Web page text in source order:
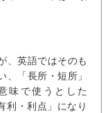
、英語ではそのも
「長所・短所」
味で使うとした
利・利点」になり